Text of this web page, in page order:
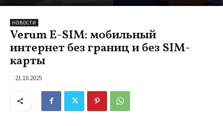
НОВОСТИ
Verum E-SIM: мобильный
интернет без границ и без SIM-
карты
21.10.2025